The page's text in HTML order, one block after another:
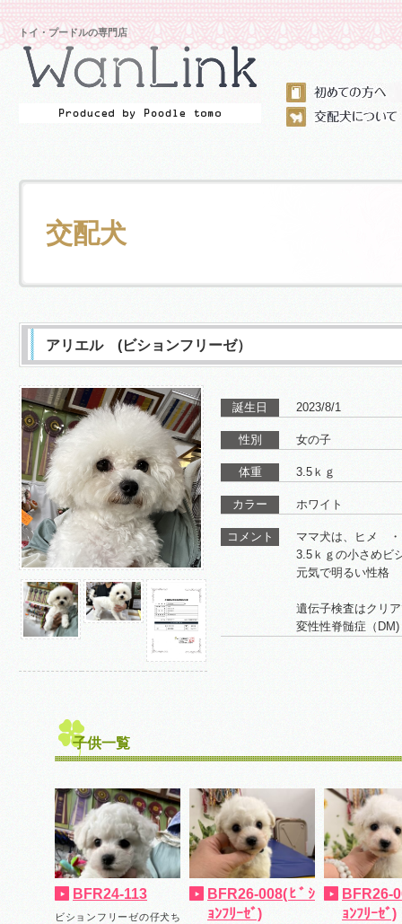
トイ・プードルの専門店
交配犬
アリエル (ビションフリーゼ）
誕生日 2023/8/1
性別 女の子
体重 3.5ｋｇ
カラー ホワイト
コメント
ママ犬は、ヒメ
3.5ｋｇの小さめビ
元気で明るい性格
遺伝子検査はクリ
変性性脊髄症（DM)
子供一覧
BFR24-113
ビションフリーゼの仔犬ち
BFR26-008(ﾋﾞｼ
ｮﾝﾌﾘｰｾﾞ)
BFR26-
ｮﾝﾌﾘｰｾﾞ)